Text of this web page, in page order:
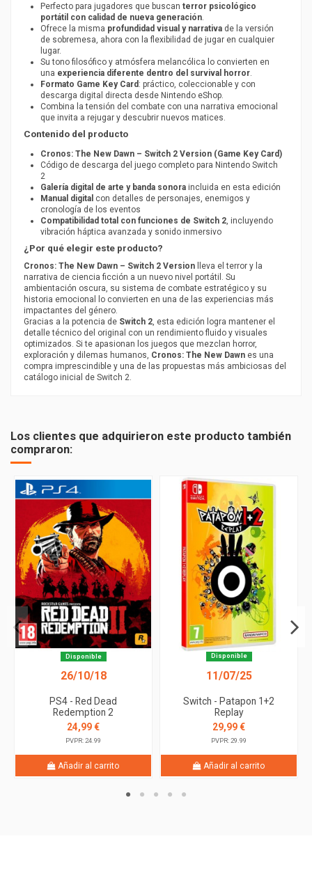
Perfecto para jugadores que buscan terror psicológico
portátil con calidad de nueva generación
Ofrece la misma profundidad visual y narrativa de la versión
de sobremesa, ahora con la flexibilidad de jugar en cualquier
lugar.
Su tono filosófico y atmósfera melancólica lo convierten en
una experiencia diferente dentro del survival horror
Formato Game Key Card : práctico, coleccionable y con
descarga digital directa desde Nintendo eShop.
Combina la tensión del combate con una narrativa emocional
que invita a rejugar y descubrir nuevos matices.
Contenido del producto
Cronos: The New Dawn – Switch 2 Version (Game Key Card)
Código de descarga del juego completo para Nintendo Switch
2
Galería digital de arte y banda sonora incluida en esta edición
Manual digital con detalles de personajes, enemigos y
cronología de los eventos
Compatibilidad total con funciones de Switch 2, incluyendo
vibración háptica avanzada y sonido inmersivo
¿Por qué elegir este producto?
Cronos: The New Dawn – Switch 2 Version lleva el terror y la
narrativa de ciencia ficción a un nuevo nivel portátil. Su
ambientación oscura, su sistema de combate estratégico y su
historia emocional lo convierten en una de las experiencias más
impactantes del género.
Gracias a la potencia de Switch 2 , esta edición logra mantener el
detalle técnico del original con un rendimiento fluido y visuales
optimizados. Si te apasionan los juegos que mezclan horror,
exploración y dilemas humanos, Cronos: The New Dawn es una
compra imprescindible y una de las propuestas más ambiciosas del
catálogo inicial de Switch 2.
Los clientes que adquirieron este producto también
compraron:
Disponible
26/10/18
PS4 - Red Dead
Redemption 2
24,99 €
PVPR: 24.99
Añadir al carrito
Disponible
11/07/25
Switch - Patapon 1+2
Replay
29,99 €
PVPR: 29.99
Añadir al carrito